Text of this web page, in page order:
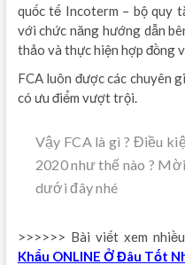
quốc tế Incoterm – bộ quy
với chức năng hướng dẫn
thảo và thực hiện hợp đồng
FCA luôn được các chuyên
có ưu điểm vượt trội.
Vậy FCA là gì ? Điều
2020 như thế nào ?
dưới đây nhé
>>>>>> Bài viết xem
Khẩu ONLINE Ở Đâu Tốt